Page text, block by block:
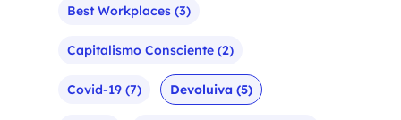
Best Workplaces (3)
Capitalismo Consciente (2)
Covid-19 (7) Devoluiva (5)